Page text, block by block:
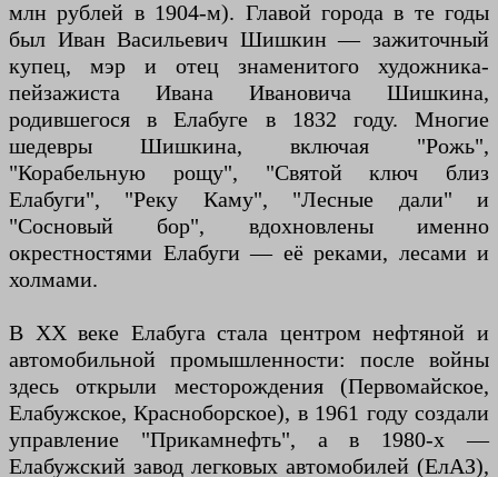
млн рублей в 1904-м). Главой города в те годы
был Иван Васильевич Шишкин — зажиточный
купец, мэр и отец знаменитого художника-
пейзажиста Ивана Ивановича Шишкина,
родившегося в Елабуге в 1832 году. Многие
шедевры Шишкина, включая "Рожь",
"Корабельную рощу", "Святой ключ близ
Елабуги", "Реку Каму", "Лесные дали" и
"Сосновый бор", вдохновлены именно
окрестностями Елабуги — её реками, лесами и
холмами.
В XX веке Елабуга стала центром нефтяной и
автомобильной промышленности: после войны
здесь открыли месторождения (Первомайское,
Елабужское, Красноборское), в 1961 году создали
управление "Прикамнефть", а в 1980-х —
Елабужский завод легковых автомобилей (ЕлАЗ),